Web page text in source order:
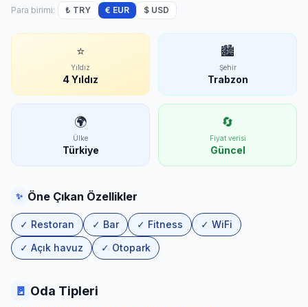
Para birimi: ₺ TRY € EUR $ USD
⭐
Yıldız
4 Yıldız
🏙
Şehir
Trabzon
🌍
Ülke
Türkiye
🔄
Fiyat verisi
Güncel
✨ Öne Çıkan Özellikler
✓ Restoran ✓ Bar ✓ Fitness
✓ WiFi
✓ Açık havuz
✓ Otopark
🚪 Oda Tipleri